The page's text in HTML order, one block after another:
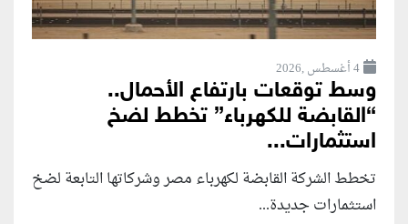
4 أغسطس ,2026
وسط توقعات بارتفاع الأحمال..
“القابضة للكهرباء” تخطط لضخ
استثمارات...
تخطط الشركة القابضة لكهرباء مصر وشركاتها التابعة لضخ
استثمارات جديدة...